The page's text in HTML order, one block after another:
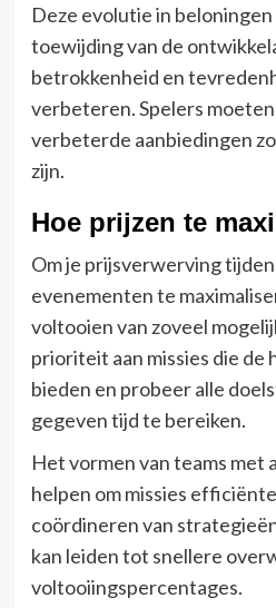
Deze evolutie in
toewijding van de
betrokkenheid en
verbeteren. Spelers
verbeterde aanbiedingen
zijn.
Hoe prijzen te
Om je prijsverwerving
evenementen te
voltooien van zoveel
prioriteit aan missies die de
bieden en probeer alle
gegeven tijd te bereiken.
Het vormen van teams met
helpen om missies
coördineren van
kan leiden tot snellere
voltooiingspercentages.